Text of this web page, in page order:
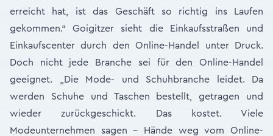
erreicht hat, ist das Geschäft so richtig ins Laufen
gekommen.“ Goigitzer sieht die Einkaufsstraßen und
Einkaufscenter durch den Online-Handel unter Druck.
Doch nicht jede Branche sei für den Online-Handel
geeignet. „Die Mode- und Schuhbranche leidet. Da
werden Schuhe und Taschen bestellt, getragen und
wieder zurückgeschickt. Das kostet. Viele
Modeunternehmen sagen – Hände weg vom Online-